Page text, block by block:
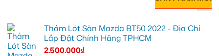
Thảm Lót Sàn Mazda BT50 2022 - Địa Chỉ
Lắp Đặt Chính Hãng TPHCM
2.500.000₫